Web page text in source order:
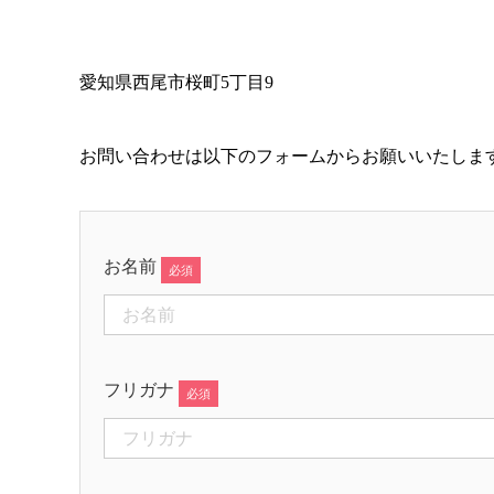
愛知県西尾市桜町5丁目9
お問い合わせは以下のフォームからお願いいたしま
お名前
フリガナ